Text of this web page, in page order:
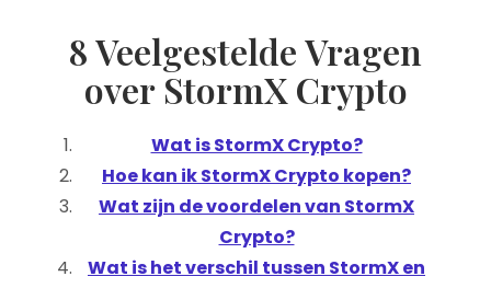
8 Veelgestelde Vragen
over StormX Crypto
Wat is StormX Crypto?
Hoe kan ik StormX Crypto kopen?
Wat zijn de voordelen van StormX
Crypto?
Wat is het verschil tussen StormX en